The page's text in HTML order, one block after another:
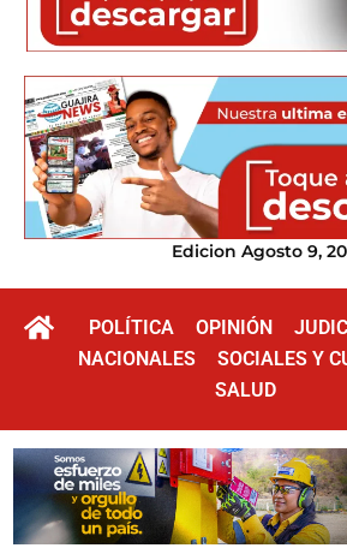
Edicion Agosto 9,
POLÍTICA OPINIÓN
NACIONALES
SOCIALES Y
SALUD